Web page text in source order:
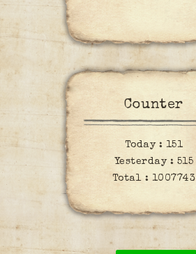
Counter
Today : 151
Yesterday : 515
Total : 1007743